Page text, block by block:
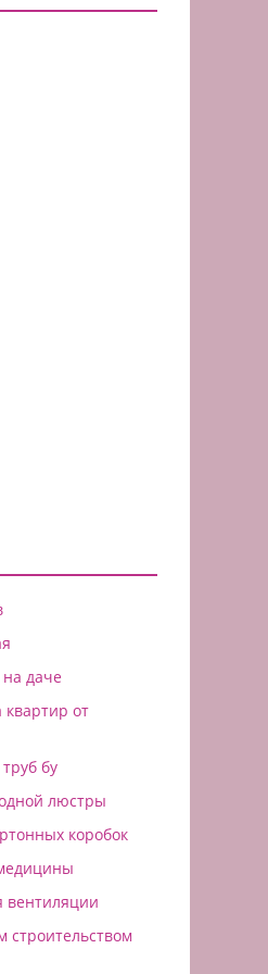
даче
от
бу
люстры
коробок
вентиляции